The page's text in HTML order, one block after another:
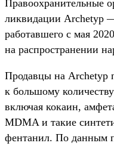
Правоохранительные
ликвидации Archetyp
работавшего с мая
на распространении
Продавцы на Archetyp
к большому
включая кокаин,
MDMA и такие
фентанил. По данным